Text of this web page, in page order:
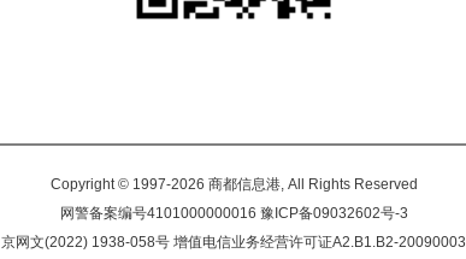
Copyright © 1997-2026 商都信息港, All Rights Reserved
网警备案编号4101000000016 豫ICP备09032602号-3
京网文(2022) 1938-058号 增值电信业务经营许可证A2.B1.B2-20090003